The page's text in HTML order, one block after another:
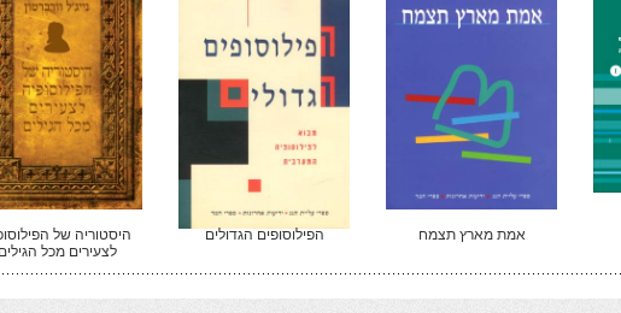
אמת מארץ תצמח הפילוסופים הגדולים
היסטוריה של
לצעירים מכל הגילים